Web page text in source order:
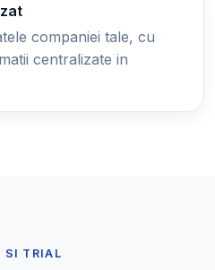
companiei tale, cu
centralizate in
SI TRIAL